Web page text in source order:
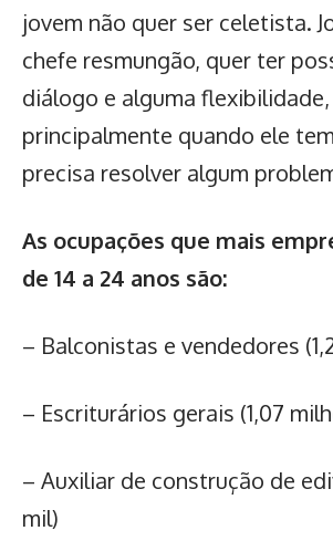
jovem não quer ser celetista.
chefe resmungão, quer ter
diálogo e alguma flexibilidade,
principalmente quando ele
precisa resolver algum
As ocupações que mais
de 14 a 24 anos são:
– Balconistas e vendedores
– Escriturários gerais (1,07
– Auxiliar de construção de
mil)